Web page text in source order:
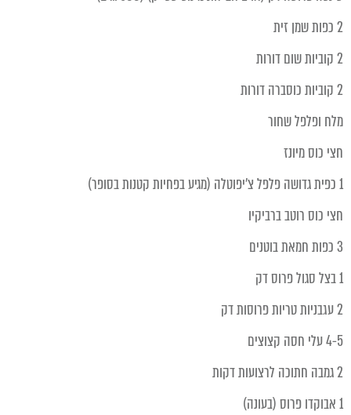
2 כפות שמן זית
2 קוביות שום דורות
2 קוביות כוסברה דורות
מלח ופלפל שחור
חצי כוס מיונז
1 כפית גדושה פלפל צ׳יפוטלה (מגיע בפחיות קטנות בסופר)
חצי כוס רוטב ברביקיו
3 כפות חמאת בוטנים
1 בצל סגול פרוס דק
2 עגבניות טריות פרוסות דק
4-5 עלי חסה קצוצים
2 גמבה חתוכה לרצועות דקות
1 אבוקדו פרוס (בעונה)